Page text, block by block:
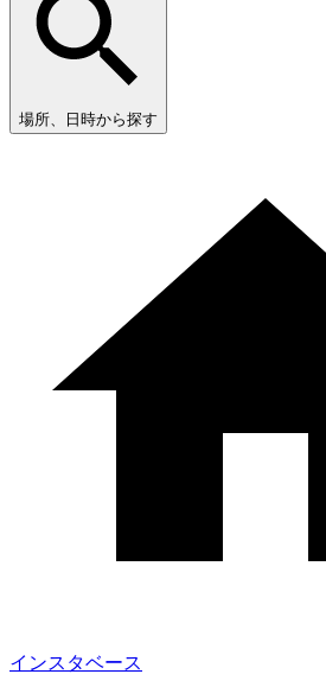
場所、日時から探す
インスタベース